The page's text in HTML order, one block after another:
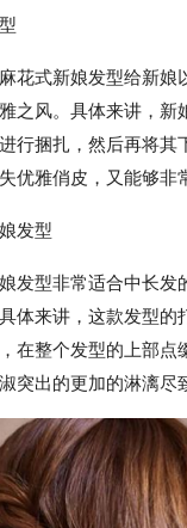
花式新娘发型给新娘
之风。具体来讲，新
行捆扎，然后再将其
优雅俏皮，又能够非
发型
发型非常适合中长发
体来讲，这款发型的
在整个发型的上部点
突出的更加的淋漓尽